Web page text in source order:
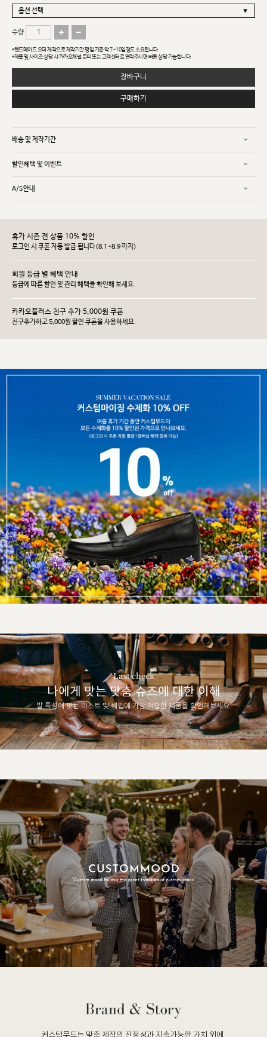
수량
*핸드메이드 오더 제작으로 제작기간 평일 기준 약 7~10일정도 소요됩니다.
*제품 및 사이즈 상담 시 카카오채널 문의 또는 고객센터로 연락주시면 빠른 상담 가능합니다.
장바구니
구매하기
배송 및 제작기간
할인혜택 및 이벤트
A/S안내
휴가 시즌 전 상품 10% 할인
로그인 시 쿠폰 자동 발급 됩니다(8.1~8.9 까지)
회원 등급 별 혜택 안내
등급에 따른 할인 및 관리 헤택을 확인해 보세요.
카카오플러스 친구 추가 5,000원 쿠폰
친구추가하고 5,000원 할인 쿠폰을 사용하세요.
Last check
나에게 맞는 맞춤 슈즈에 대한 이해
발 특성에 맞는 라스트 및 쉐입에 가장 적합한 제품을 확인해보세요.